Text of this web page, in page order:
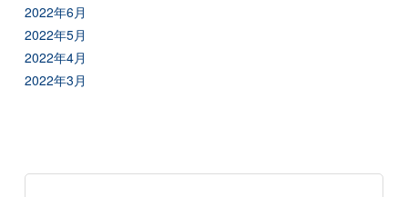
2022年6月
2022年5月
2022年4月
2022年3月